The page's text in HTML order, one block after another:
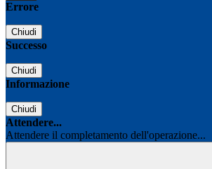
Errore
Chiudi
Successo
Chiudi
Informazione
Chiudi
Attendere...
Attendere il completamento dell'operazione...